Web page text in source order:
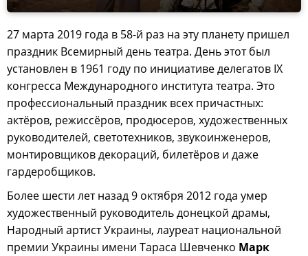
27 марта 2019 года в 58-й раз на эту планету пришел
праздник Всемирный день театра. День этот был
установлен в 1961 году по инициативе делегатов IX
конгресса Международного института театра. Это
профессиональный праздник всех причастных:
актёров, режиссёров, продюсеров, художественных
руководителей, светотехников, звукоинженеров,
монтировщиков декораций, билетёров и даже
гардеробщиков.
Более шести лет назад 9 октября 2012 года умер
художественный руководитель донецкой драмы,
Народный артист Украины, лауреат национальной
премии Украины имени Тараса Шевченко Марк